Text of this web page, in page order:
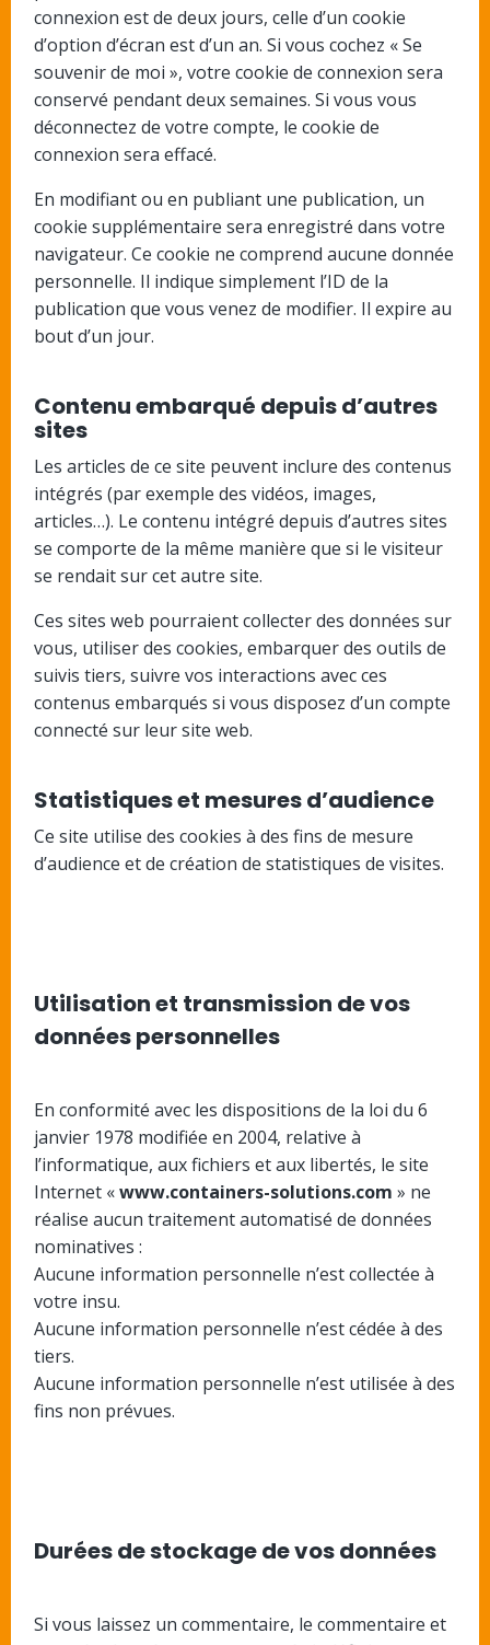
connexion est de deux jours, celle d’un cookie
d’option d’écran est d’un an. Si vous cochez « Se
souvenir de moi », votre cookie de connexion sera
conservé pendant deux semaines. Si vous vous
déconnectez de votre compte, le cookie de
connexion sera effacé.
En modifiant ou en publiant une publication, un
cookie supplémentaire sera enregistré dans votre
navigateur. Ce cookie ne comprend aucune donnée
personnelle. Il indique simplement l’ID de la
publication que vous venez de modifier. Il expire au
bout d’un jour.
Contenu embarqué depuis d’autres
sites
Les articles de ce site peuvent inclure des contenus
intégrés (par exemple des vidéos, images,
articles…). Le contenu intégré depuis d’autres sites
se comporte de la même manière que si le visiteur
se rendait sur cet autre site.
Ces sites web pourraient collecter des données sur
vous, utiliser des cookies, embarquer des outils de
suivis tiers, suivre vos interactions avec ces
contenus embarqués si vous disposez d’un compte
connecté sur leur site web.
Statistiques et mesures d’audience
Ce site utilise des cookies à des fins de mesure
d’audience et de création de statistiques de visites.
Utilisation et transmission de vos
données personnelles
En conformité avec les dispositions de la loi du 6
janvier 1978 modifiée en 2004, relative à
l’informatique, aux fichiers et aux libertés, le site
Internet «www.containers-solutions.com » ne
réalise aucun traitement automatisé de données
nominatives :
Aucune information personnelle n’est collectée à
votre insu.
Aucune information personnelle n’est cédée à des
tiers.
Aucune information personnelle n’est utilisée à des
fins non prévues.
Durées de stockage de vos données
Si vous laissez un commentaire, le commentaire et